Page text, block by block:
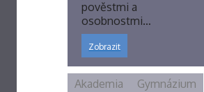
pověstmi a
osobnostmi…
Zobrazit
Akademia Gymnázium